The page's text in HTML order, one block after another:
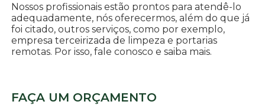
Nossos profissionais estão prontos para atendê-lo
adequadamente, nós oferecermos, além do que já
foi citado, outros serviços, como por exemplo,
empresa terceirizada de limpeza e portarias
remotas. Por isso, fale conosco e saiba mais.
FAÇA UM ORÇAMENTO